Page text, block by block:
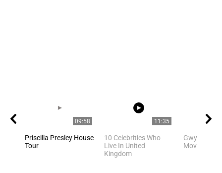
09:58
Priscilla Presley House
Tour
11:35
10 Celebrities Who
Live In United
Kingdom
Gwyneth
Movie